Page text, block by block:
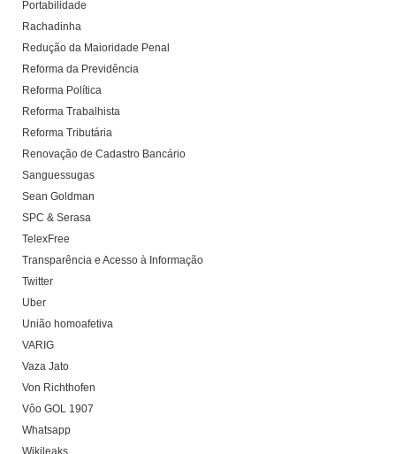
Portabilidade
Rachadinha
Redução da Maioridade Penal
Reforma da Previdência
Reforma Política
Reforma Trabalhista
Reforma Tributária
Renovação de Cadastro Bancário
Sanguessugas
Sean Goldman
SPC & Serasa
TelexFree
Transparência e Acesso à Informação
Twitter
Uber
União homoafetiva
VARIG
Vaza Jato
Von Richthofen
Vôo GOL 1907
Whatsapp